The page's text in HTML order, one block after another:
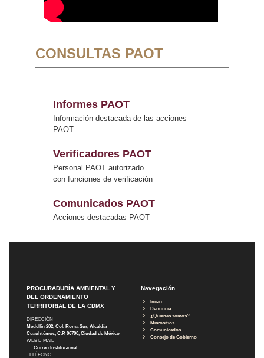
CONSULTAS PAOT
Informes PAOT
Información destacada de las acciones
PAOT
Verificadores PAOT
Personal PAOT autorizado
con funciones de verificación
Comunicados PAOT
Acciones destacadas PAOT
PROCURADURÍA AMBIENTAL Y
DEL ORDENAMIENTO
TERRITORIAL DE LA CDMX
DIRECCIÓN
Medellín 202, Col. Roma Sur, Alcaldía
Cuauhtémoc, C.P. 06700, Ciudad de México
WEB E-MAIL
Correo Institucional
TELÉFONO
Navegación
Inicio
Denuncia
¿Quiénes somos?
Micrositios
Comunicados
Consejo de Gobierno